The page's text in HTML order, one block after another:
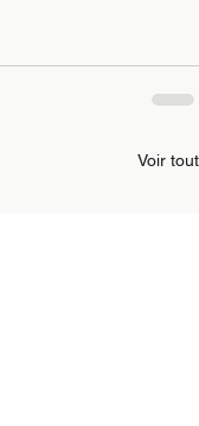
Voir tout